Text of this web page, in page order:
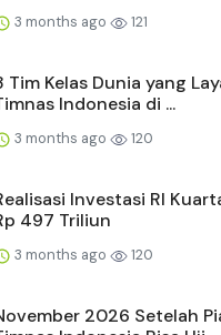
3 months ago 121
Tim Kelas Dunia yang
Indonesia di ...
3 months ago 120
Investasi RI
497 Triliun
3 months ago 120
2026 Setelah